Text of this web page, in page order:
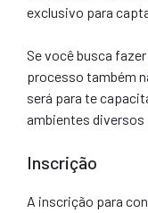
exclusivo para
Se você busca
processo também
será para te
ambientes diversos
Inscrição
A inscrição para